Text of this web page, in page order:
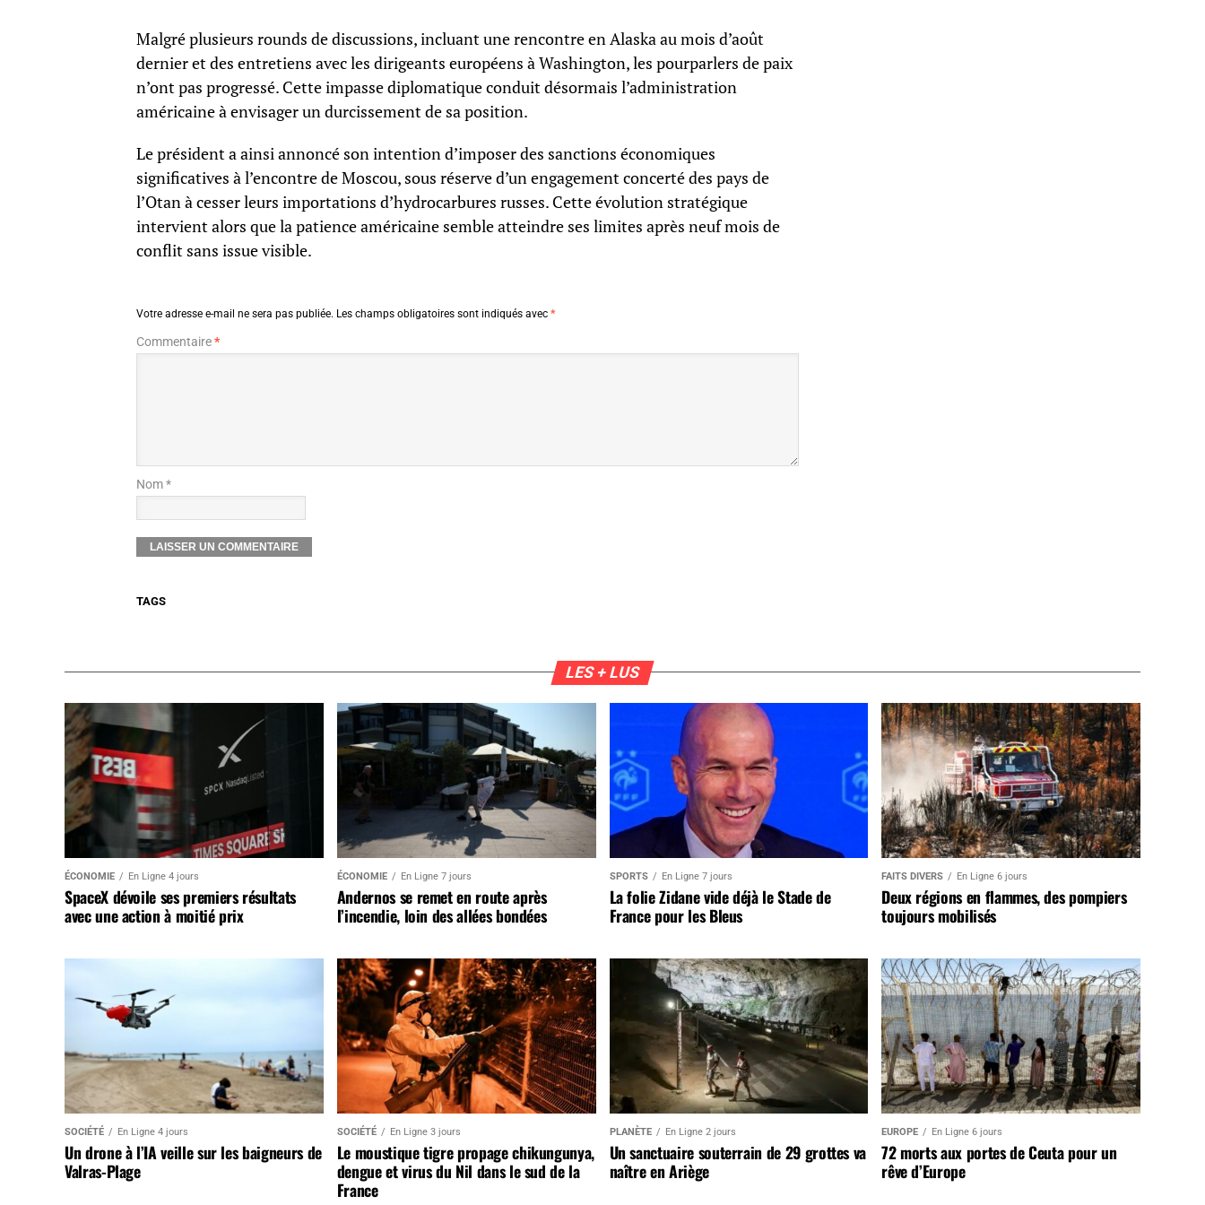
Malgré plusieurs rounds de discussions, incluant une rencontre en Alaska au mois d’août
dernier et des entretiens avec les dirigeants européens à Washington, les pourparlers de paix
n’ont pas progressé. Cette impasse diplomatique conduit désormais l’administration
américaine à envisager un durcissement de sa position.
Le président a ainsi annoncé son intention d’imposer des sanctions économiques
significatives à l’encontre de Moscou, sous réserve d’un engagement concerté des pays de
l’Otan à cesser leurs importations d’hydrocarbures russes. Cette évolution stratégique
intervient alors que la patience américaine semble atteindre ses limites après neuf mois de
conflit sans issue visible.
Votre adresse e-mail ne sera pas publiée. Les champs obligatoires sont indiqués avec *
Commentaire*
Nom *
TAGS
LES + LUS
ÉCONOMIE En Ligne 4 jours
SpaceX dévoile ses premiers résultats
avec une action à moitié prix
ÉCONOMIE En Ligne 7 jours
Andernos se remet en route après
l’incendie, loin des allées bondées
SPORTS En Ligne 7 jours
La folie Zidane vide déjà le Stade de
France pour les Bleus
FAITS DIVERS En Ligne 6 jours
Deux régions en flammes, des pompiers
toujours mobilisés
SOCIÉTÉ En Ligne 4 jours
Un drone à l’IA veille sur les baigneurs de
Valras-Plage
SOCIÉTÉ En Ligne 3 jours
Le moustique tigre propage chikungunya,
dengue et virus du Nil dans le sud de la
France
PLANÈTE En Ligne 2 jours
Un sanctuaire souterrain de 29 grottes va
naître en Ariège
EUROPE En Ligne 6 jours
72 morts aux portes de Ceuta pour un
rêve d’Europe